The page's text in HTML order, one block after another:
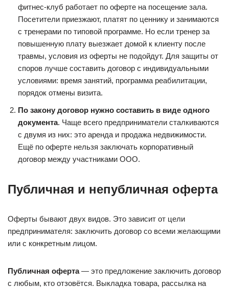
фитнес-клуб работает по оферте на посещение зала.
Посетители приезжают, платят по ценнику и занимаются
с тренерами по типовой программе. Но если тренер за
повышенную плату выезжает домой к клиенту после
травмы, условия из оферты не подойдут. Для защиты от
споров лучше составить договор с индивидуальными
условиями: время занятий, программа реабилитации,
порядок отмены визита.
По закону договор нужно составить в виде одного
документа. Чаще всего предприниматели сталкиваются
с двумя из них: это аренда и продажа недвижимости.
Ещё по оферте нельзя заключать корпоративный
договор между участниками ООО.
Публичная и непубличная оферта
Оферты бывают двух видов. Это зависит от цели
предпринимателя: заключить договор со всеми желающими
или с конкретным лицом.
Публичная оферта— это предложение заключить договор
с любым, кто отзовётся. Выкладка товара, рассылка на